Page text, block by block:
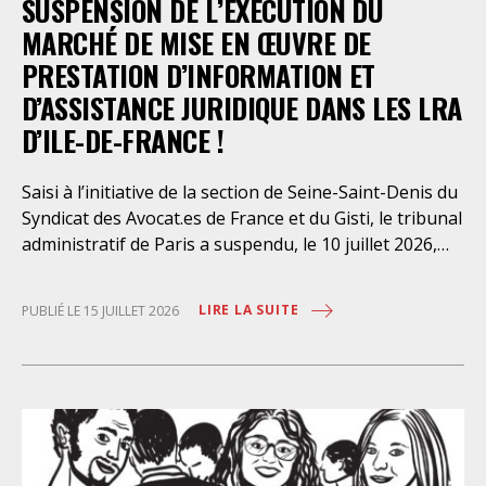
SUSPENSION DE L’EXÉCUTION DU
MARCHÉ DE MISE EN ŒUVRE DE
PRESTATION D’INFORMATION ET
D’ASSISTANCE JURIDIQUE DANS LES LRA
D’ILE-DE-FRANCE !
Saisi à l’initiative de la section de Seine-Saint-Denis du
Syndicat des Avocat.es de France et du Gisti, le tribunal
administratif de Paris a suspendu, le 10 juillet 2026,
juridique des étrangers maintenus dans les locaux de
droits fondamentaux des personnes retenues et
contreviennent de manière flagrante aux règles
déontologiques régissant la profession d’avocat. Ainsi,
PUBLIÉ LE 15 JUILLET 2026 LIRE LA SUITE